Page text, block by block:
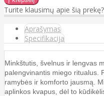
Turite klausimų apie šią prekę?
Aprašymas
Specifikacija
Minkštutis, švelnus ir lengvas
palengvinantis miego ritualus.
ramybės ir komforto jausmą.
aplinkos kvapus, dėl to